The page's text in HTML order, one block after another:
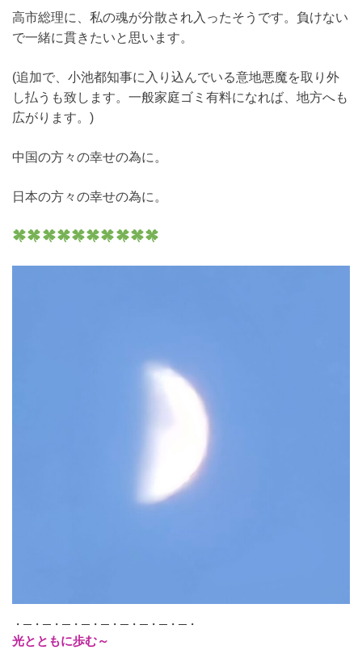
高市総理に、私の魂が分散され入ったそうです。負けない
で一緒に貫きたいと思います。
(追加で、小池都知事に入り込んでいる意地悪魔を取り外
し払うも致します。一般家庭ゴミ有料になれば、地方へも
広がります。)
中国の方々の幸せの為に。
日本の方々の幸せの為に。
・─・─・─・─・─・─・─・─・─・
光とともに歩む～